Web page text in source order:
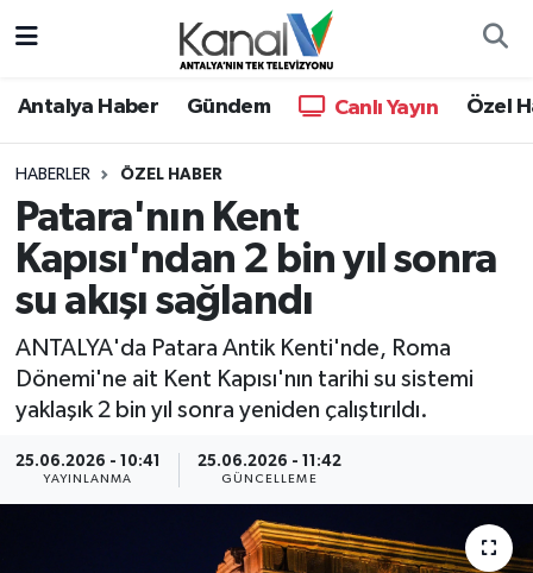
Antalya Haber Gündem Canlı Yayın Özel
HABERLER ÖZEL HABER
Patara'nın Kent
Kapısı'ndan 2 bin yıl sonra
su akışı sağlandı
ANTALYA'da Patara Antik Kenti'nde, Roma
Dönemi'ne ait Kent Kapısı'nın tarihi su sistemi
yaklaşık 2 bin yıl sonra yeniden çalıştırıldı.
25.06.2026 - 10:41
YAYINLANMA
25.06.2026 - 11:42
GÜNCELLEME
Antalya Haber
Dünya
Eğitim
Gündem
Günün Manşetleri
Hava Durumu
Trafik Durumu
Süper Lig Puan Durumu ve Fikstür
Son Dakika Haberleri
Haber Arşivi